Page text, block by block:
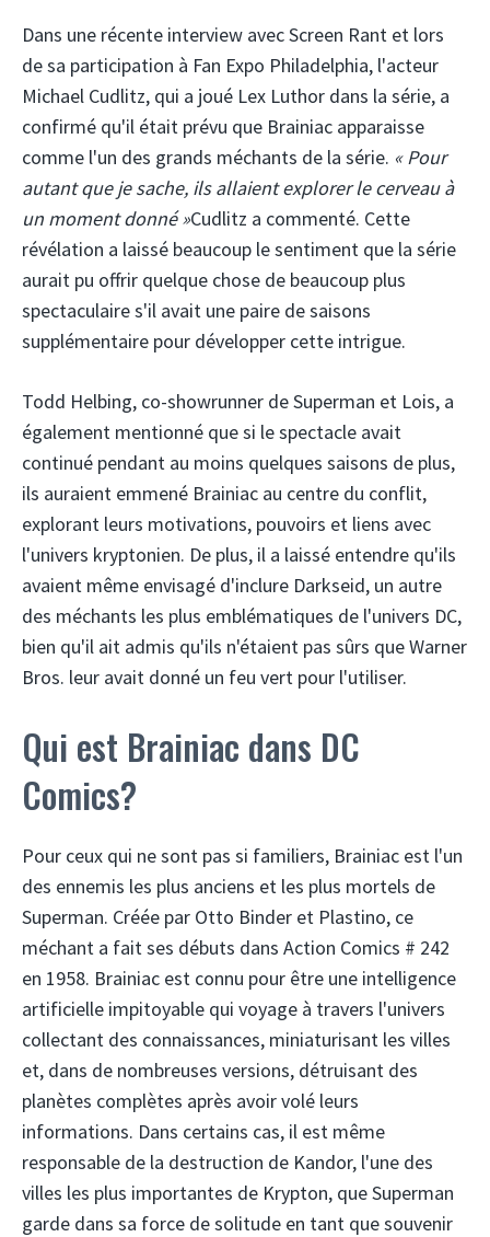
Dans une récente interview avec Screen Rant et lors
de sa participation à Fan Expo Philadelphia, l'acteur
Michael Cudlitz, qui a joué Lex Luthor dans la série, a
confirmé qu'il était prévu que Brainiac apparaisse
comme l'un des grands méchants de la série. « Pour
autant que je sache, ils allaient explorer le cerveau à
un moment donné »Cudlitz a commenté. Cette
révélation a laissé beaucoup le sentiment que la série
aurait pu offrir quelque chose de beaucoup plus
spectaculaire s'il avait une paire de saisons
supplémentaire pour développer cette intrigue.
Todd Helbing, co-showrunner de Superman et Lois, a
également mentionné que si le spectacle avait
continué pendant au moins quelques saisons de plus,
ils auraient emmené Brainiac au centre du conflit,
explorant leurs motivations, pouvoirs et liens avec
l'univers kryptonien. De plus, il a laissé entendre qu'ils
avaient même envisagé d'inclure Darkseid, un autre
des méchants les plus emblématiques de l'univers DC,
bien qu'il ait admis qu'ils n'étaient pas sûrs que Warner
Bros. leur avait donné un feu vert pour l'utiliser.
Qui est Brainiac dans DC
Comics?
Pour ceux qui ne sont pas si familiers, Brainiac est l'un
des ennemis les plus anciens et les plus mortels de
Superman. Créée par Otto Binder et Plastino, ce
méchant a fait ses débuts dans Action Comics # 242
en 1958. Brainiac est connu pour être une intelligence
artificielle impitoyable qui voyage à travers l'univers
collectant des connaissances, miniaturisant les villes
et, dans de nombreuses versions, détruisant des
planètes complètes après avoir volé leurs
informations. Dans certains cas, il est même
responsable de la destruction de Kandor, l'une des
villes les plus importantes de Krypton, que Superman
garde dans sa force de solitude en tant que souvenir